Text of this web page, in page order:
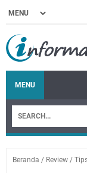
MENU
Beranda / Review /